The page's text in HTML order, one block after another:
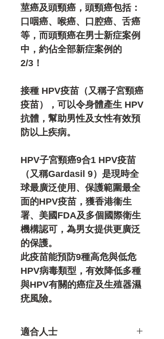
莖癌及頭頸癌，頭頸癌包括：
口咽癌、喉癌、口腔癌、舌癌
等，而頭頸癌在男士新症案例
中，約佔全部新症案例的
2/3！
接種 HPV疫苗（又稱子宮頸癌
疫苗），可以令身體產生 HPV
抗體，幫助男性及女性有效預
防以上疾病。
HPV子宮頸癌9合1 HPV疫苗
（又稱Gardasil 9）是現時全
球最廣泛使用、保護範圍最全
面的HPV疫苗，獲香港衞生
署、美國FDA及多個國際衛生
機構認可，為男女提供更廣泛
的保護。
此疫苗能預防9種高危與低危
HPV病毒類型，有效降低多種
與HPV有關的癌症及生殖器濕
疣風險。
適合人士